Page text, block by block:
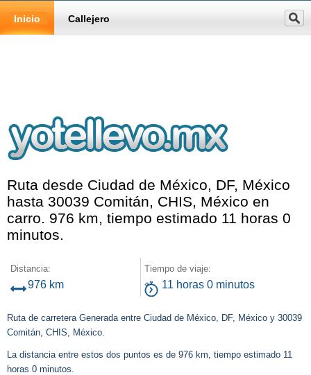
Inicio Callejero
Ruta desde Ciudad de México, DF, México
hasta 30039 Comitán, CHIS, México en
carro. 976 km, tiempo estimado 11 horas 0
minutos.
Distancia:
976 km
Tiempo de viaje:
11 horas 0 minutos
Ruta de carretera Generada entre Ciudad de México, DF, México y 30039
Comitán, CHIS, México.
La distancia entre estos dos puntos es de 976 km, tiempo estimado 11
horas 0 minutos.